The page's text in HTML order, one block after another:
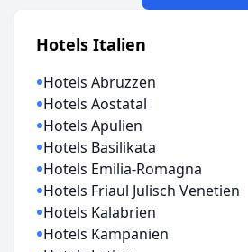
Hotels Italien
Hotels Abruzzen
Hotels Aostatal
Hotels Apulien
Hotels Basilikata
Hotels Emilia-Romagna
Hotels Friaul Julisch Venetien
Hotels Kalabrien
Hotels Kampanien